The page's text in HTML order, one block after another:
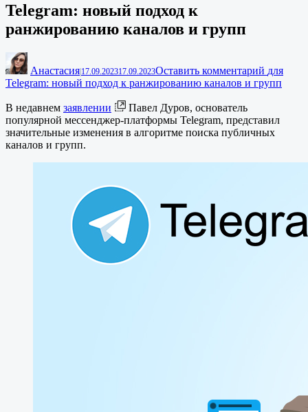
Telegram: новый подход к
ранжированию каналов и групп
Анастасия|17.09.202317.09.2023Оставить комментарий для
Telegram: новый подход к ранжированию каналов и групп
В недавнем заявлении
Павел Дуров, основатель
популярной мессенджер-платформы Telegram, представил
значительные изменения в алгоритме поиска публичных
каналов и групп.